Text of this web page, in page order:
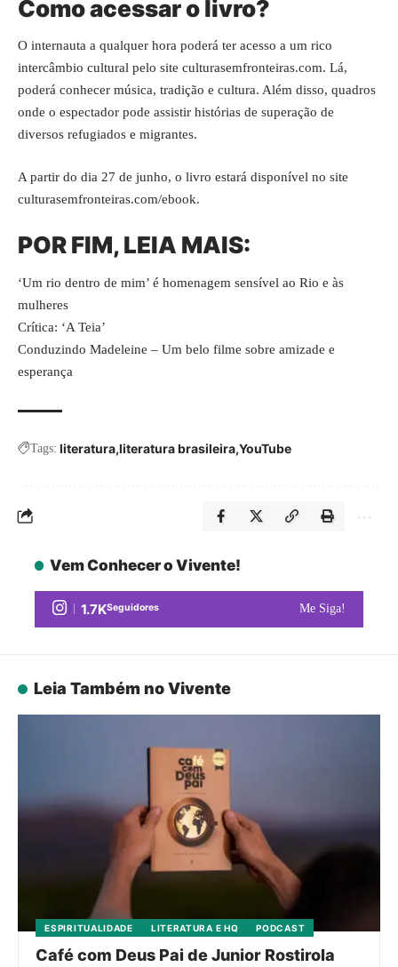
Como acessar o livro?
O internauta a qualquer hora poderá ter acesso a um rico
intercâmbio cultural pelo site culturasemfronteiras.com. Lá,
poderá conhecer música, tradição e cultura. Além disso, quadros
onde o espectador pode assistir histórias de superação de
diversos refugiados e migrantes.
A partir do dia 27 de junho, o livro estará disponível no site
culturasemfronteiras.com/ebook.
POR FIM, LEIA MAIS:
‘Um rio dentro de mim’ é homenagem sensível ao Rio e às
mulheres
Crítica: ‘A Teia’
Conduzindo Madeleine – Um belo filme sobre amizade e
esperança
Tags: literatura literatura brasileira YouTube
Vem Conhecer o Vivente!
1.7KSeguidores Me Siga!
Leia Também no Vivente
ESPIRITUALIDADE LITERATURA E HQ PODCAST
Café com Deus Pai de Junior Rostirola